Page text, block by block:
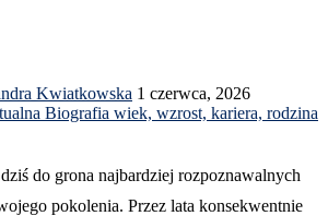
Kwiatkowska 1 czerwca, 2026
do grona najbardziej rozpoznawalnych
pokolenia. Przez lata konsekwentnie